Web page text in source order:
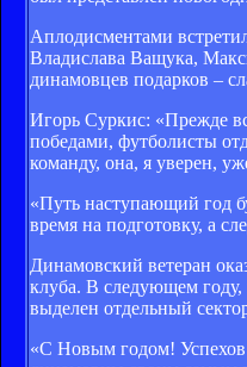
Аплодисментами
Владислава Ващука,
динамовцев подарков –
Игорь Суркис: «Прежде
победами, футболиcты
команду, она, я уверен,
«Путь наступающий год
время на подготовку, а
Динамовский ветеран
клуба. В следующем
выделен отдельный
«С Новым годом!